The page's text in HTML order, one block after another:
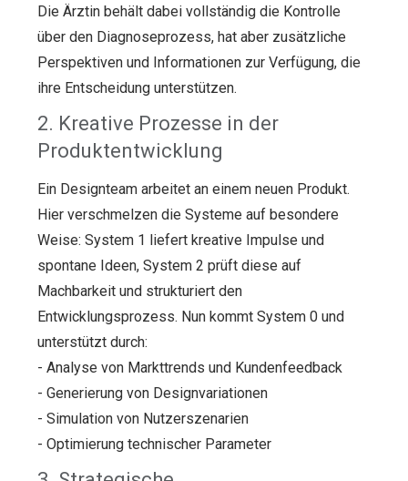
Die Ärztin behält dabei vollständig die Kontrolle
über den Diagnoseprozess, hat aber zusätzliche
Perspektiven und Informationen zur Verfügung, die
ihre Entscheidung unterstützen.
2. Kreative Prozesse in der
Produktentwicklung
Ein Designteam arbeitet an einem neuen Produkt.
Hier verschmelzen die Systeme auf besondere
Weise: System 1 liefert kreative Impulse und
spontane Ideen, System 2 prüft diese auf
Machbarkeit und strukturiert den
Entwicklungsprozess. Nun kommt System 0 und
unterstützt durch:
- Analyse von Markttrends und Kundenfeedback
- Generierung von Designvariationen
- Simulation von Nutzerszenarien
- Optimierung technischer Parameter